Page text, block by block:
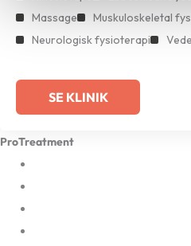
Massage
Muskuloskeletal
Neurologisk fysioterapi
SE KLINIK
ProTreatment